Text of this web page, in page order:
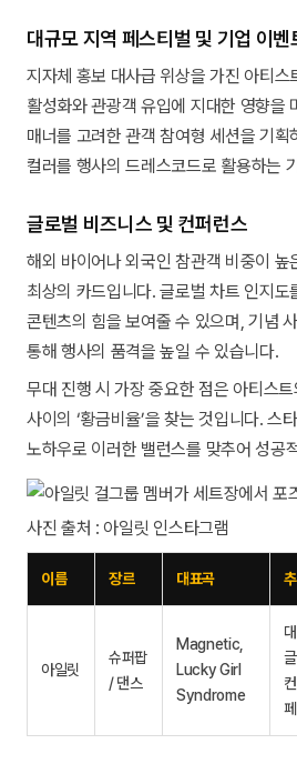
대규모 지역 페스티벌 및 기업 이벤
지자체 홍보 대사급 위상을 가진 아티스
활성화와 관광객 유입에 지대한 영향을
매너를 고려한 관객 참여형 세션을 기획
컬러를 행사의 드레스코드로 활용하는
글로벌 비즈니스 및 컨퍼런스
해외 바이어나 외국인 참관객 비중이 높
최상의 카드입니다. 글로벌 차트 인지
콘텐츠의 힘을 보여줄 수 있으며, 기념
통해 행사의 품격을 높일 수 있습니다.
무대 진행 시 가장 중요한 점은 아티스
사이의 ‘황금비율’을 찾는 것입니다. 스
노하우로 이러한 밸런스를 맞추어 성공
사진 출처 : 아일릿 인스타그램
이름 장르 대표곡
아일릿
슈퍼팝
/ 댄스
Magnetic,
Lucky Girl
Syndrome